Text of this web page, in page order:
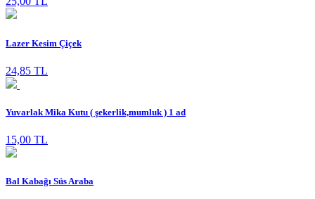
Lazer Kesim Çiçek
24,85 TL
Yuvarlak Mika Kutu ( şekerlik,mumluk ) 1 ad
15,00 TL
Bal Kabağı Süs Araba